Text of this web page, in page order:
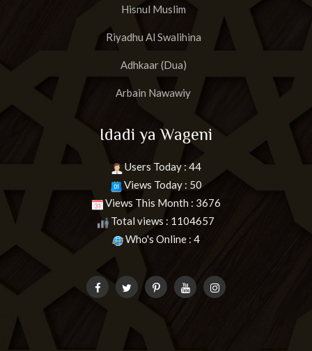
Hisnul Muslim
Riyadhu Al Swalihina
Adhkaar (Dua)
Arbain Nawawiy
Idadi ya Wageni
Users Today : 44
Views Today : 50
Views This Month : 3676
Total views : 1104657
Who's Online : 4